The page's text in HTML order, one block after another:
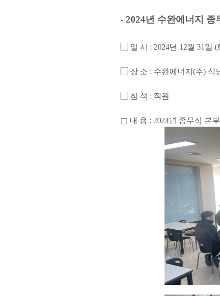
- 2024년 수완에너지 종
일 시 : 2024년 12월 31 일 (
장 소 : 수완에너지 (주) 식
참 석 : 직원
▢ 내 용 : 2024년 종무식 본